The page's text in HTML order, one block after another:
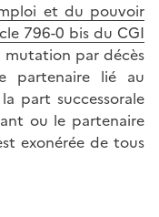
et du pouvoir
796-0 bis du CGI
par décès
partenaire lié au
part successorale
ou le partenaire
exonérée de tous